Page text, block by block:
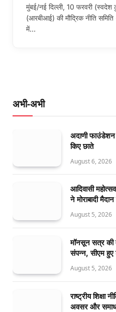
मुंबई/नई दिल्ली, 10 फरवरी (स्वदेश
(आरबीआई) की मौद्रिक नीति समिति
में…
अभी-अभी
अदाणी फाउंडेशन
किए छाते
August 6, 2026
आदिवासी
ने मोराबादी
August 5, 2026
मॉनसून सत्र की
संपन्न, सीएम हुए
August 5, 2026
राष्ट्रीय शिक्षा
अवसर और